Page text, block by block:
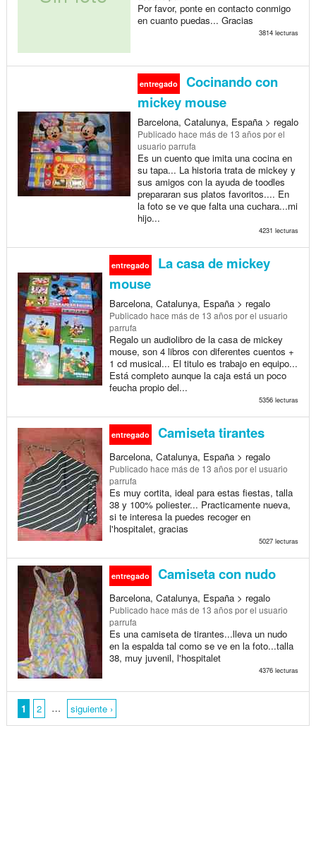
Por favor, ponte en contacto conmigo
en cuanto puedas... Gracias
3814 lecturas
entregado
Cocinando con
mickey mouse
Barcelona, Catalunya, España > regalo
Publicado hace más de 13 añospor el
usuario parrufa
Es un cuento que imita una cocina en
su tapa... La historia trata de mickey y
sus amigos con la ayuda de toodles
prepararan sus platos favoritos.... En
la foto se ve que falta una cuchara...mi
hijo...
4231 lecturas
entregado
La casa de mickey
mouse
Barcelona, Catalunya, España > regalo
Publicado hace más de 13 añospor el usuario
parrufa
Regalo un audiolibro de la casa de mickey
mouse, son 4 libros con diferentes cuentos +
1 cd musical... El titulo es trabajo en equipo...
Está completo aunque la caja está un poco
feucha propio del...
5356 lecturas
entregado Camiseta tirantes
Barcelona, Catalunya, España > regalo
Publicado hace más de 13 añospor el usuario
parrufa
Es muy cortita, ideal para estas fiestas, talla
38 y 100% poliester... Practicamente nueva,
si te interesa la puedes recoger en
l'hospitalet, gracias
5027 lecturas
entregado Camiseta con nudo
Barcelona, Catalunya, España > regalo
Publicado hace más de 13 añospor el usuario
parrufa
Es una camiseta de tirantes...lleva un nudo
en la espalda tal como se ve en la foto...talla
38, muy juvenil, l'hospitalet
4376 lecturas
1 2 … siguiente ›